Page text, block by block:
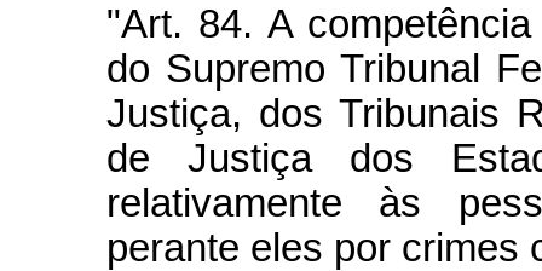
"Art. 84. A
do Supremo Tribunal
Justiça, dos Tribunais
de Justiça dos
relativamente às
perante eles por crimes